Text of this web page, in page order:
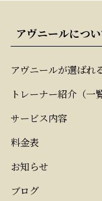
アヴニールにつ
アヴニールが選ばれ
トレーナー紹介（一
サービス内容
料金表
お知らせ
ブログ